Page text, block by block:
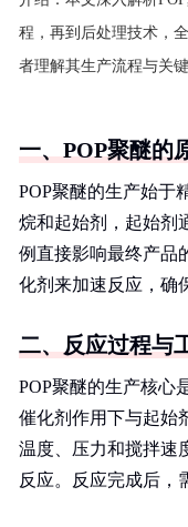
程，再到后处理技术，
者理解其生产流程与关键
一、POP聚醚的
POP聚醚的生产始于
烷和起始剂，起始剂
例直接影响最终产品
化剂来加速反应，确
二、反应过程与
POP聚醚的生产核心
催化剂作用下与起始
温度、压力和搅拌速
反应。反应完成后，